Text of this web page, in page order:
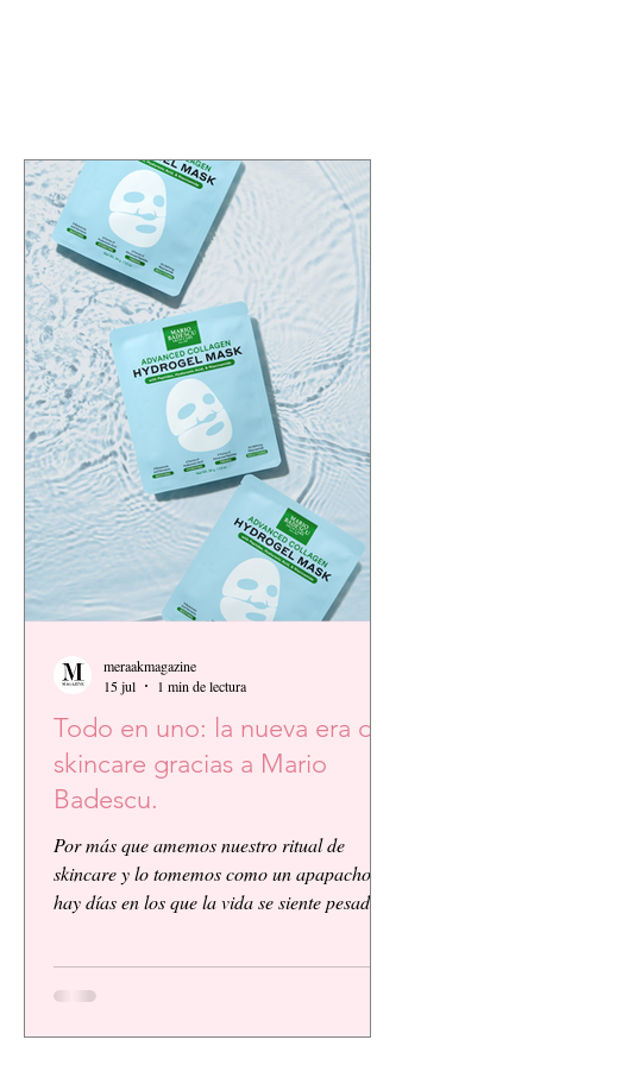
Todo en uno: la nueva era del
skincare gracias a Mario
Badescu.
Por más que amemos nuestro ritual de
skincare y lo tomemos como un apapacho,
hay días en los que la vida se siente pesada y
Advanced Collagen Hydrogel Mask con
meraakmagazine
15 jul
1 min de lectura